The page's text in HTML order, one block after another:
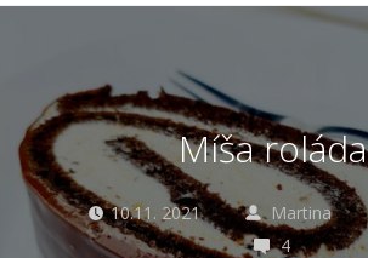
Míša roláda
10.11. 2021 Martina
4